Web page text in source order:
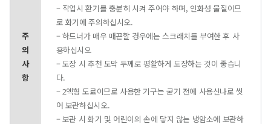
주
의
사
항
– 작업시 환기를 충분히 시켜 주어야 하며, 인화성 물질이므
로 화기에 주의하십시오.
– 하드너가 매우 매끈할 경우에는 스크래치를 부여한 후 사
용하십시오
– 도장 시 추천 도막 두께로 평활하게 도장하는 것이 좋습니
다.
– 2액형 도료이므로 사용한 기구는 굳기 전에 사용신나로 씻
어 보관하십시오.
– 보관 시 화기 및 어린이의 손에 닿지 않는 냉암소에 보관하